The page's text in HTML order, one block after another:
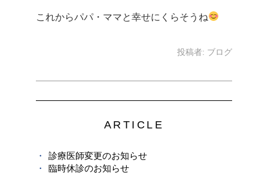
これからパパ・ママと幸せにくらそうね
投稿者: ブログ
ARTICLE
診療医師変更のお知らせ
臨時休診のお知らせ